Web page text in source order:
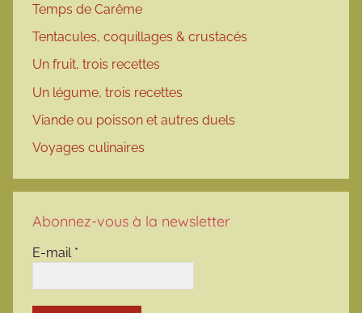
Temps de Carême
Tentacules, coquillages & crustacés
Un fruit, trois recettes
Un légume, trois recettes
Viande ou poisson et autres duels
Voyages culinaires
Abonnez-vous à la newsletter
E-mail *